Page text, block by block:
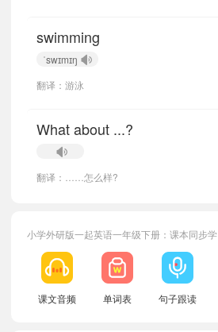
swimming
ˈswɪmɪŋ
翻译：游泳
What about ...?
翻译：……怎么样?
小学外研版一起英语一年级下册：课本同步学
课文音频 单词表 句子跟读